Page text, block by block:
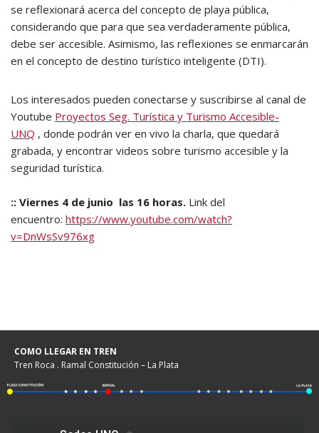
se reflexionará acerca del concepto de playa pública,
considerando que para que sea verdaderamente pública,
debe ser accesible. Asimismo, las reflexiones se enmarcarán
en el concepto de destino turístico inteligente (DTI).
Los interesados pueden conectarse y suscribirse al canal de
Youtube Proyectos Seg. Turística y Turismo Accesible-
UNQ , donde podrán ver en vivo la charla, que quedará
grabada, y encontrar videos sobre turismo accesible y la
seguridad turística.
:: Viernes 4 de junio las 16 horas. Link del
encuentro: https://www.youtube.com/watch?
v=DnWsSv976xg
COMO LLEGAR EN TREN
Tren Roca . Ramal Constitución – La Plata